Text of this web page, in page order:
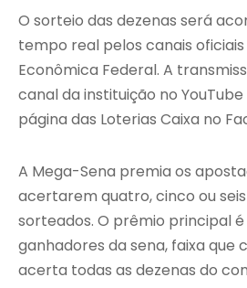
O sorteio das dezenas será
tempo real pelos canais oficiais
Econômica Federal. A
canal da instituição no
página das Loterias Caixa no
A Mega-Sena premia os
acertarem quatro, cinco ou
sorteados. O prêmio principal
ganhadores da sena, faixa que
acerta todas as dezenas do